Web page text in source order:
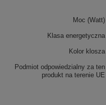
Podmiot odpowiedzialny za ten
produkt na terenie UE
Moc (Watt)
Klasa energetyczna
Kolor klosza